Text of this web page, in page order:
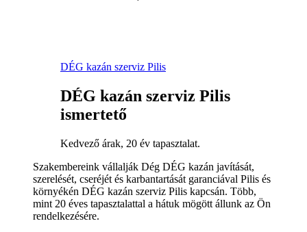
DÉG kazán szerviz Pilis
DÉG kazán szerviz Pilis
ismertető
Kedvező árak, 20 év tapasztalat.
Szakembereink vállalják Dég DÉG kazán javítását,
szerelését, cseréjét és karbantartását garanciával Pilis és
környékén DÉG kazán szerviz Pilis kapcsán. Több,
mint 20 éves tapasztalattal a hátuk mögött állunk az Ön
rendelkezésére.